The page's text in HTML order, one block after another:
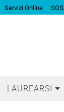
Servizi Online SOS
LAUREARSI